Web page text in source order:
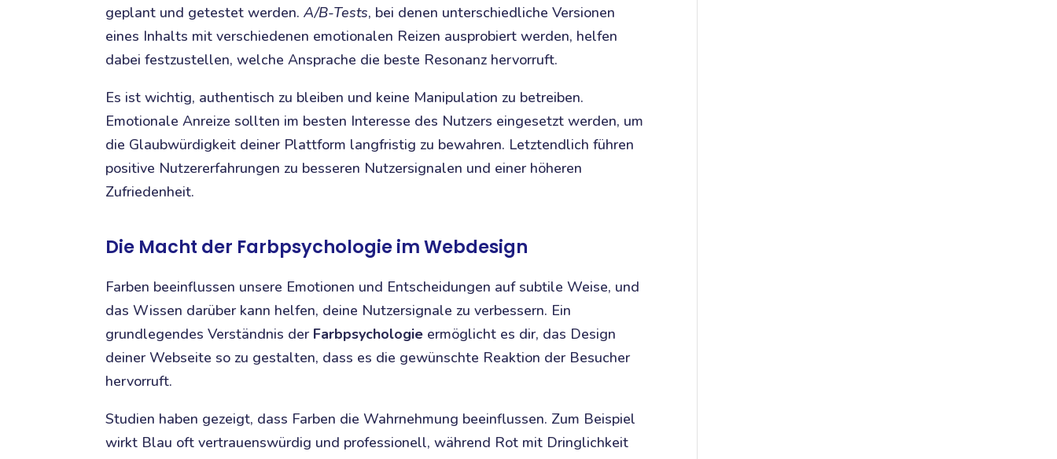
geplant und getestet werden.A/B-Tests, bei denen unterschiedliche Versionen
eines Inhalts mit verschiedenen emotionalen Reizen ausprobiert werden, helfen
dabei festzustellen, welche Ansprache die beste Resonanz hervorruft.
Es ist wichtig, authentisch zu bleiben und keine Manipulation zu betreiben.
Emotionale Anreize sollten im besten Interesse des Nutzers eingesetzt werden, um
die Glaubwürdigkeit deiner Plattform langfristig zu bewahren. Letztendlich führen
positive Nutzererfahrungen zu besseren Nutzersignalen und einer höheren
Zufriedenheit.
Die Macht der Farbpsychologie im Webdesign
Farben beeinflussen unsere Emotionen und Entscheidungen auf subtile Weise, und
das Wissen darüber kann helfen, deine Nutzersignale zu verbessern. Ein
grundlegendes Verständnis der Farbpsychologie ermöglicht es dir, das Design
deiner Webseite so zu gestalten, dass es die gewünschte Reaktion der Besucher
hervorruft.
Studien haben gezeigt, dass Farben die Wahrnehmung beeinflussen. Zum Beispiel
wirkt Blau oft vertrauenswürdig und professionell, während Rot mit Dringlichkeit